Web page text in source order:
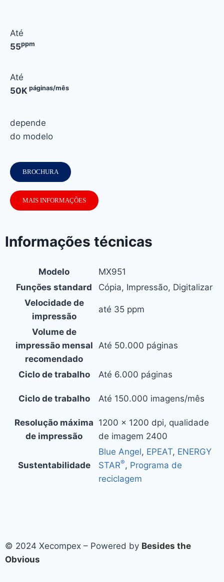
Até
55ppm
Até
50K páginas/mês
depende
do modelo
BROCHURA
MAIS INFORMAÇÕES
Informações técnicas
Modelo
MX951
Funções standard
Cópia, Impressão, Digitalizar
Velocidade de
impressão
até 35 ppm
Volume de
impressão mensal
recomendado
Até 50.000 páginas
Ciclo de trabalho Até 6.000 páginas
Ciclo de trabalho Até 150.000 imagens/mês
Resolução máxima
de impressão
1200 x 1200 dpi, qualidade
de imagem 2400
Sustentabilidade
Blue Angel, EPEAT, ENERGY
STAR® , Programa de
reciclagem
© 2024 Xecompex – Powered by Besides the
Obvious